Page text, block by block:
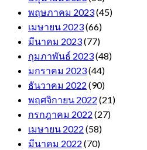
พฤษภาคม 2023(45)
เมษายน 2023(66)
มีนาคม 2023(77)
กุมภาพันธ์ 2023(48)
มกราคม 2023(44)
ธันวาคม 2022 (90)
พฤศจิกายน 2022 (21)
กรกฎาคม 2022 (27)
เมษายน 2022 (58)
มีนาคม 2022 (70)